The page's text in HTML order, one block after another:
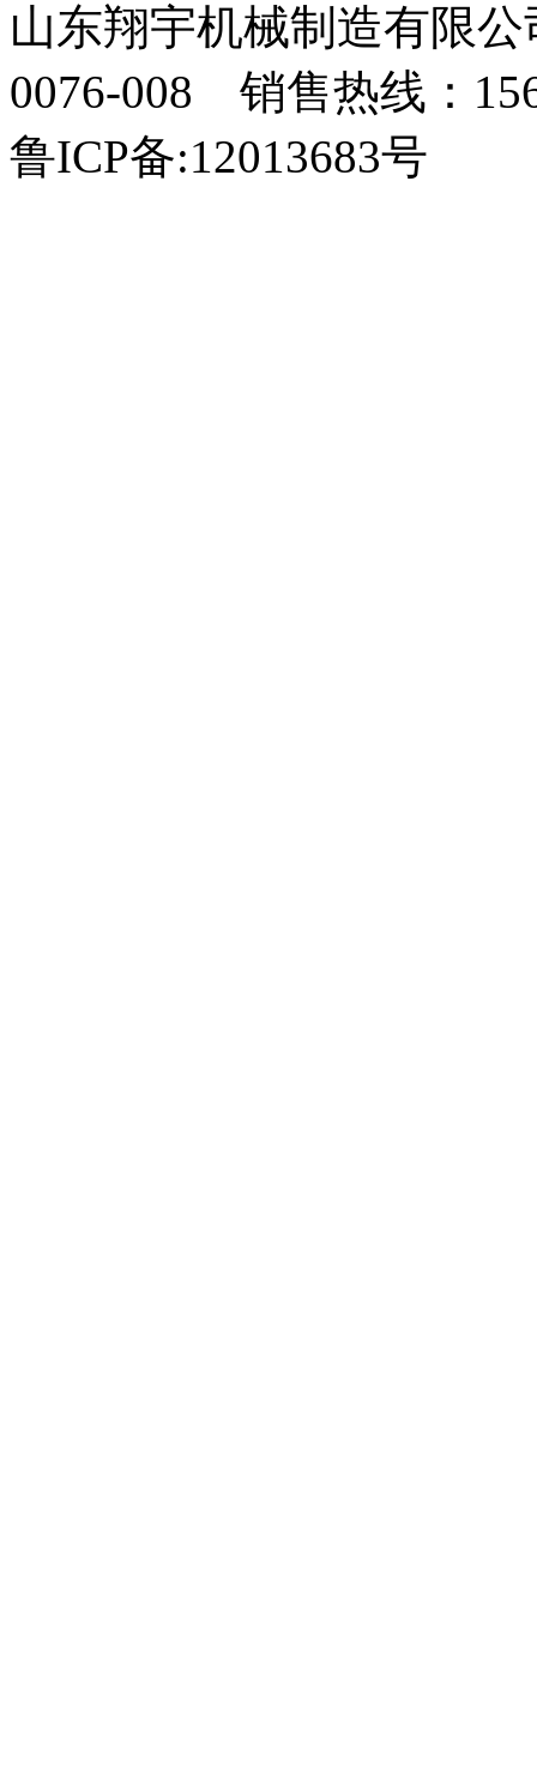
山东翔宇机械制造有限
0076-008 销售热线：
鲁ICP备:12013683号